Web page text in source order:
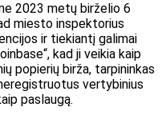
2023 metų birželio 6
miesto inspektorius
ir tiekiantį galimai
kad ji veikia kaip
popierių birža, tarpininkas
vertybinius
paslaugą.